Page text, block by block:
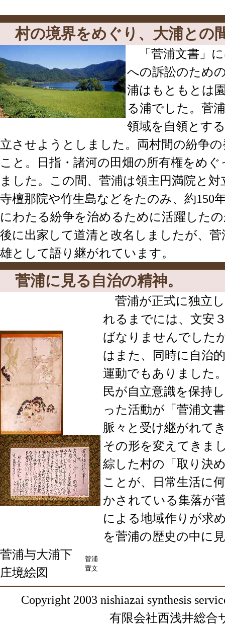
村の境界をめぐり、大浦との
「菅浦文書」
への訴訟のため
浦はもともとは
る浦でした。菅
領域を自領とす
立させようとしました。両村間の紛争
こと。日指・諸河の田畑の所有権をめ
ました。この間、菅浦は領主円満院と
寺檀那院や竹生島などをたのみ、約150
にわたる紛争を治めるために活躍した
後に出家して道清と改名しましたが、
雄として語り継がれています。
菅浦に見る自治の精神。
菅浦が正式に独立
れるまでには、文安
ばなりませんでした
はまた、同時に自治
運動でもありました
民が自立意識を保持
った活動が「菅浦文
脈々と受け継がれて
その形を変えてきま
綜した村の「取り決
ことが、日常生活に
かされている集落が
による地域作りが求
を菅浦の歴史の中に
菅浦与大浦下
庄境絵図
菅浦
置文
Copyright 2003 nishiazai synthesis
有限会社西浅井総合